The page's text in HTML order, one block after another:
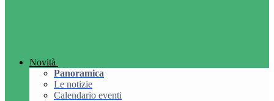
Novità
Panoramica
Le notizie
Calendario eventi